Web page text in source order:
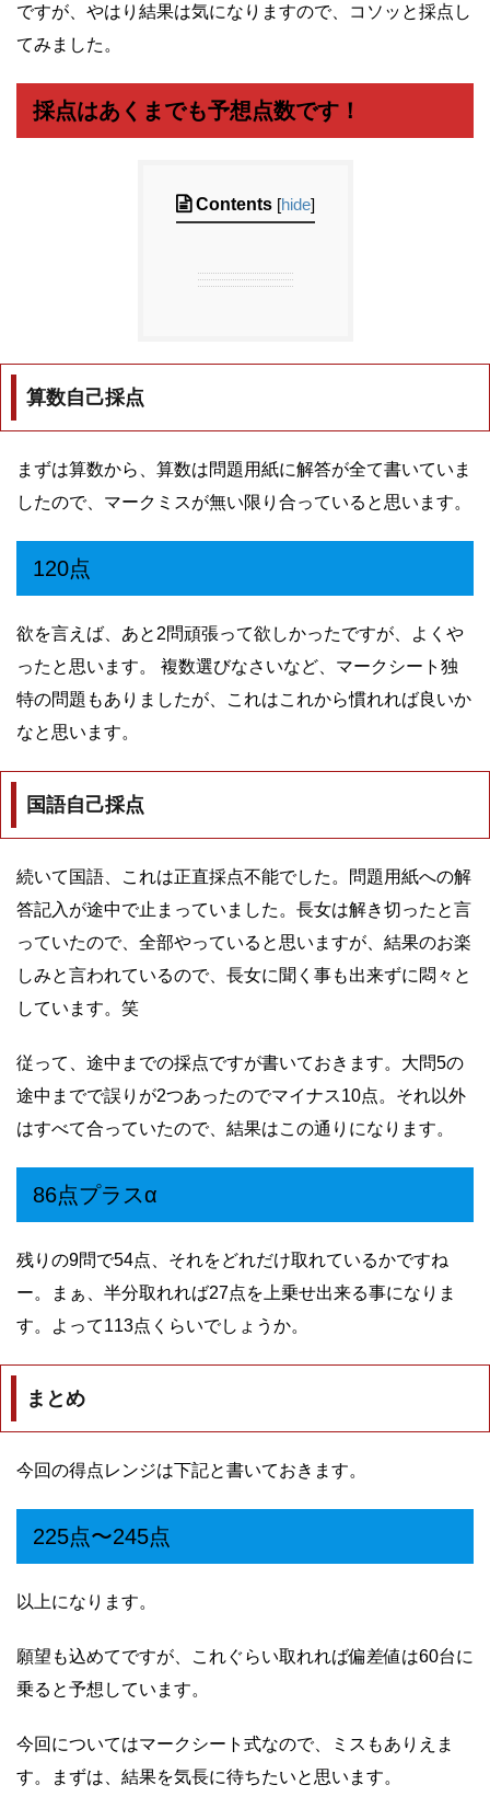
ですが、やはり結果は気になりますので、コソッと採点し
てみました。
採点はあくまでも予想点数です！
Contents [hide]
算数自己採点
まずは算数から、算数は問題用紙に解答が全て書いていま
したので、マークミスが無い限り合っていると思います。
120点
欲を言えば、あと2問頑張って欲しかったですが、よくや
ったと思います。 複数選びなさいなど、マークシート独
特の問題もありましたが、これはこれから慣れれば良いか
なと思います。
国語自己採点
続いて国語、これは正直採点不能でした。問題用紙への解
答記入が途中で止まっていました。長女は解き切ったと言
っていたので、全部やっていると思いますが、結果のお楽
しみと言われているので、長女に聞く事も出来ずに悶々と
しています。笑
従って、途中までの採点ですが書いておきます。大問5の
途中までで誤りが2つあったのでマイナス10点。それ以外
はすべて合っていたので、結果はこの通りになります。
86点プラスα
残りの9問で54点、それをどれだけ取れているかですね
ー。まぁ、半分取れれば27点を上乗せ出来る事になりま
す。よって113点くらいでしょうか。
まとめ
今回の得点レンジは下記と書いておきます。
225点〜245点
以上になります。
願望も込めてですが、これぐらい取れれば偏差値は60台に
乗ると予想しています。
今回についてはマークシート式なので、ミスもありえま
す。まずは、結果を気長に待ちたいと思います。